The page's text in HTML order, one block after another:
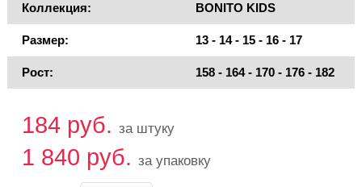
Коллекция: BONITO KIDS
Размер: 13 - 14 - 15 - 16 - 17
Рост: 158 - 164 - 170 - 176 - 182
184 руб. за штуку
1 840 руб. за упаковку